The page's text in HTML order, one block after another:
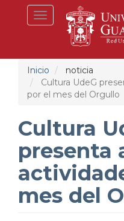
Toggle
navigation
Inicio
noticia
Cultura UdeG
por el mes del Orgullo
Cultura
presenta
mes del